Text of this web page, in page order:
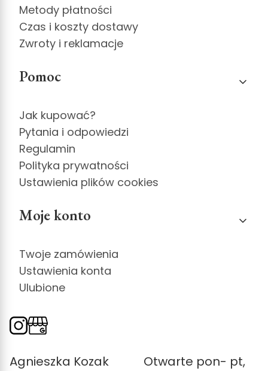
Metody płatności
Czas i koszty dostawy
Zwroty i reklamacje
Pomoc
Jak kupować?
Pytania i odpowiedzi
Regulamin
Polityka prywatności
Ustawienia plików cookies
Moje konto
Twoje zamówienia
Ustawienia konta
Ulubione
Agnieszka Kozak Otwarte pon- pt,